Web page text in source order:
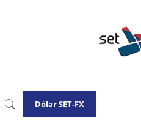
Dólar SET-FX